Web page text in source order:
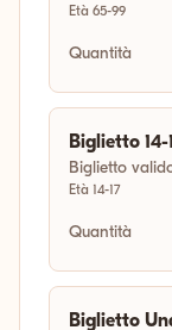
sab 10 ott
10:00
14:30
sab 31 ott
14:30
Età 65-99
Quantità
Biglietto 14-
Biglietto
Età 14-17
Quantità
Biglietto